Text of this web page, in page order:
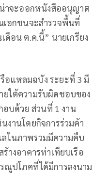
าจะออกหนังสืออนุญาต
เอกชนจะสำรวจพื้นที่
ดือน ต.ค.นี้” นายเกรียง
อแหลมฉบัง ระยะที่ 3 มี
ยใต้ความรับผิดชอบของ
บด้วย ส่วนที่ 1 งาน
งานโดยกิจการร่วมค้า
ลในภาพรวมมีความคืบ
างอาคารท่าเทียบเรือ
ณูปโภคที่ได้มีการลงนาม